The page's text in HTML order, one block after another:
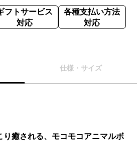
フトサービス
対応
各種支払い方法
対応
仕様・サイズ
り癒される、モコモコアニマルボ